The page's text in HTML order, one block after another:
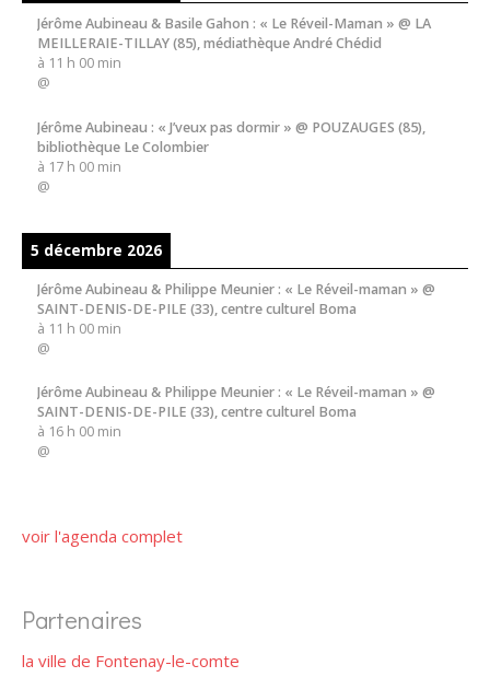
Jérôme Aubineau & Basile Gahon : « Le Réveil-Maman » @ LA
MEILLERAIE-TILLAY (85), médiathèque André Chédid
à 11 h 00 min
@
Jérôme Aubineau : « J’veux pas dormir » @ POUZAUGES (85),
bibliothèque Le Colombier
à 17 h 00 min
@
5 décembre 2026
Jérôme Aubineau & Philippe Meunier : « Le Réveil-maman » @
SAINT-DENIS-DE-PILE (33), centre culturel Boma
à 11 h 00 min
@
Jérôme Aubineau & Philippe Meunier : « Le Réveil-maman » @
SAINT-DENIS-DE-PILE (33), centre culturel Boma
à 16 h 00 min
@
voir l'agenda complet
Partenaires
la ville de Fontenay-le-comte